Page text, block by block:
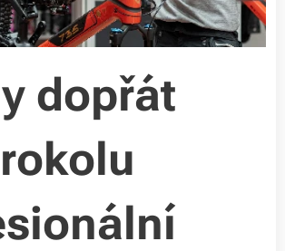
dopřát